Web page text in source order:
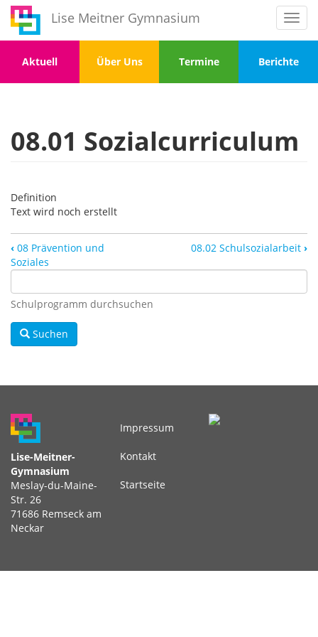
Direkt
zum
Inhalt
Lise Meitner Gymnasium
Menu
1
Aktuell
Menu
2
Über Uns
Menu
3
Termine
Menu
4
Berichte
08.01 Sozialcurriculum
Definition
Text wird noch erstellt
‹ 08 Prävention und
Soziales
08.02 Schulsozialarbeit ›
Schulprogramm durchsuchen
Suchen
Lise-Meitner-
Gymnasium
Meslay-du-Maine-
Str. 26
71686 Remseck am
Neckar
Fußbereichsmenü
Impressum
Kontakt
Startseite